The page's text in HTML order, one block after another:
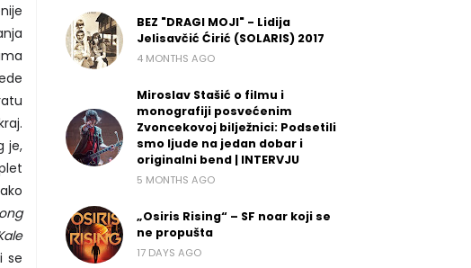
je,
se
BEZ "DRAGI MOJI" - Lidija
Jelisavčić Ćirić (SOLARIS) 2017
4 MONTHS AGO
Miroslav Stašić o filmu i
monografiji posvećenim
Zvoncekovoj bilježnici: Podsetili
smo ljude na jedan dobar i
originalni bend | INTERVJU
5 MONTHS AGO
„Osiris Rising“ – SF noar koji se
ne propušta
17 DAYS AGO